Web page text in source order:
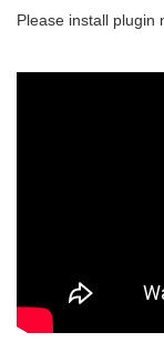
Please install plugin